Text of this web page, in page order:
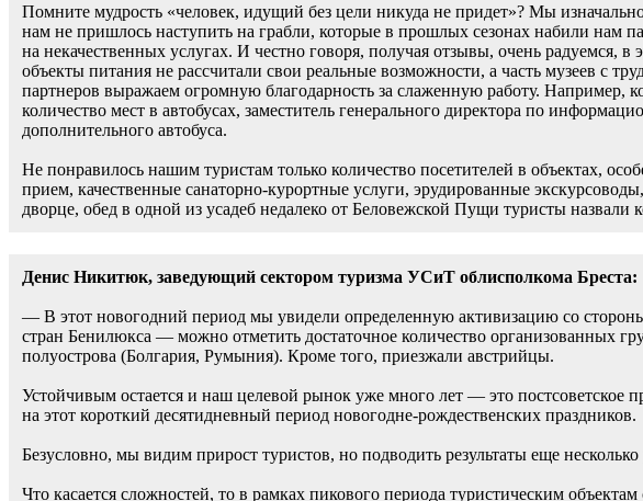
Помните мудрость «человек, идущий без цели никуда не придет»? Мы
нам не пришлось наступить на грабли, которые в прошлых сезонах набили нам
на некачественных услугах. И честно говоря, получая отзывы, очень радуемся,
объекты питания не рассчитали свои реальные возможности, а часть музеев с
партнеров выражаем огромную благодарность за слаженную работу.
количество мест в автобусах, заместитель генерального директора по
дополнительного автобуса.
Не понравилось нашим туристам только количество посетителей в объектах,
прием, качественные санаторно-курортные услуги, эрудированные
дворце, обед в одной из усадеб недалеко от Беловежской Пущи туристы
Денис Никитюк, заведующий сектором туризма УСиТ облисполкома Бреста:
— В этот новогодний период мы увидели определенную активизацию со
стран Бенилюкса — можно отметить достаточное количество организованных
полуострова (Болгария, Румыния). Кроме того, приезжали австрийцы.
Устойчивым остается и наш целевой рынок уже много лет — это постсоветское
на этот короткий десятидневный период новогодне-рождественских праздников.
Безусловно, мы видим прирост туристов, но подводить результаты еще
Что касается сложностей, то в рамках пикового периода туристическим